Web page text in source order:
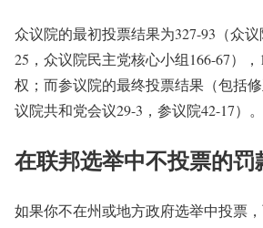
众议院的最初投票结果为327-93（众
25，众议院民主党核心小组166-67）
权；而参议院的最终投票结果（包括
议院共和党会议29-3，参议院42-17）。
在联邦选举中不投票的罚
如果你不在州或地方政府选举中投票